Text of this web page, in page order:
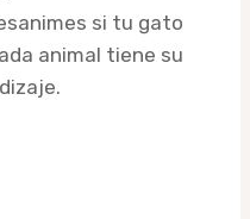
si tu gato
animal tiene su